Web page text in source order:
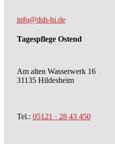
info@dsh-hi.de
Tagespflege Ostend
Am alten Wasserwerk 16
31135 Hildesheim
Tel.: 05121 · 28 43 450